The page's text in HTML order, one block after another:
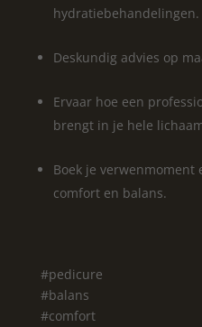
hydratiebehandelingen.
Deskundig advies op
Ervaar hoe een
brengt in je hele
Boek je
comfort en balans.
#pedicure
#balans
#comfort